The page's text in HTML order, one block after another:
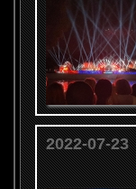
2022-07-23